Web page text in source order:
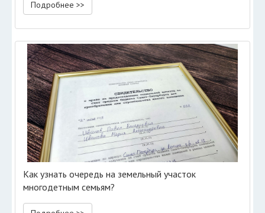
Подробнее >>
Как узнать очередь на земельный участок
многодетным семьям?